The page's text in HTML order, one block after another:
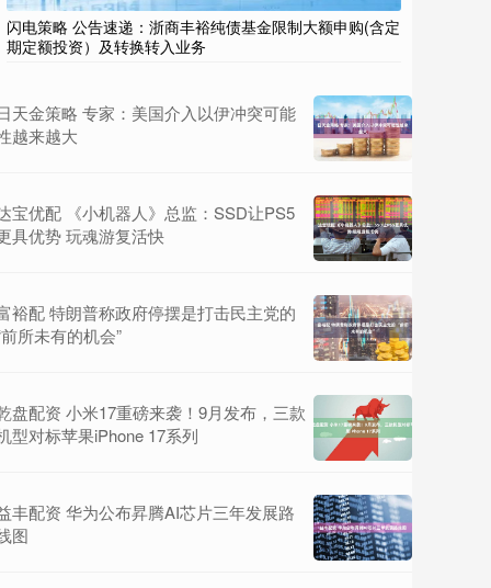
闪电策略 公告速递：浙商丰裕纯债基金限制大额申购(含定
期定额投资）及转换转入业务
天金策略 专家：美国介入以伊冲突可能
越来越大
宝优配 《小机器人》总监：SSD让PS5
具优势 玩魂游复活快
裕配 特朗普称政府停摆是打击民主党的
前所未有的机会”
盘配资 小米17重磅来袭！9月发布，三款
型对标苹果iPhone 17系列
丰配资 华为公布昇腾AI芯片三年发展路
图